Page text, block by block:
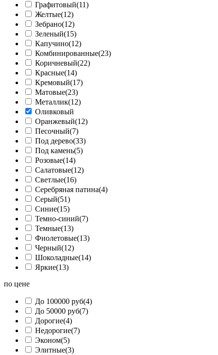
Графитовый(11)
Желтые(12)
Зебрано(12)
Зеленый(15)
Капучино(12)
Комбинированные(23)
Коричневый(22)
Красные(14)
Кремовый(17)
Матовые(23)
Металлик(12)
Оливковый
Оранжевый(12)
Песочный(7)
Под дерево(33)
Под камень(5)
Розовые(14)
Салатовые(12)
Светлые(16)
Серебряная патина(4)
Серый(51)
Синие(15)
Темно-синий(7)
Темные(13)
Фиолетовые(13)
Черный(12)
Шоколадные(14)
Яркие(13)
по цене
До 100000 руб(4)
До 50000 руб(7)
Дорогие(4)
Недорогие(7)
Эконом(5)
Элитные(3)